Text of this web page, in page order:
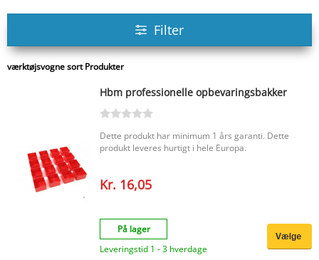
Filter
værktøjsvogne sort Produkter
Hbm professionelle opbevaringsbakker
Dette produkt har minimum 1 års garanti. Dette
produkt leveres hurtigt i hele Europa.
Kr. 16,05
På lager
Leveringstid 1 - 3 hverdage